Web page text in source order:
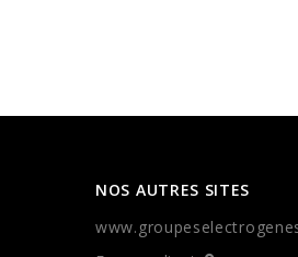
NOS AUTRES SITES